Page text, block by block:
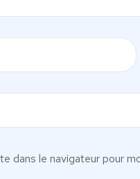
dans le navigateur pour